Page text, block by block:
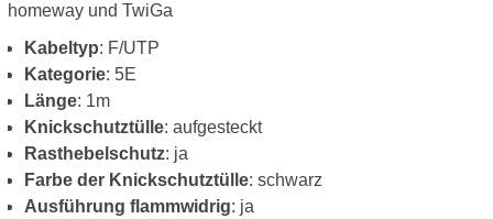
homeway und TwiGa
Kabeltyp: F/UTP
Kategorie: 5E
Länge: 1m
Knickschutztülle: aufgesteckt
Rasthebelschutz: ja
Farbe der Knickschutztülle: schwarz
Ausführung flammwidrig: ja